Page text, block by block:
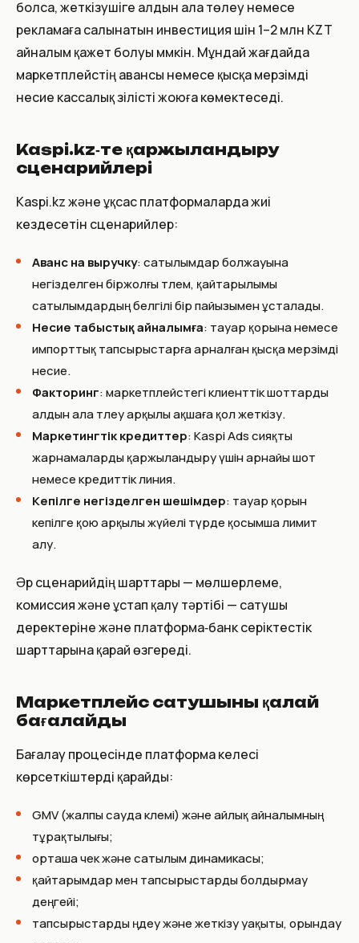
болса, жеткізушіге алдын ала төлеу немесе
рекламаға салынатын инвестиция үшін 1–2 млн KZT
айналым қажет болуы мүмкін. Мұндай жағдайда
маркетплейстің авансы немесе қысқа мерзімді
несие кассалық үзілісті жоюға көмектеседі.
Kaspi.kz‑те қаржыландыру
сценарийлері
Kaspi.kz және ұқсас платформаларда жиі
кездесетін сценарийлер:
Аванс на выручку: сатылымдар болжауына
негізделген біржолғы төлем, қайтарылымы
сатылымдардың белгілі бір пайызымен ұсталады.
Несие табыстық айналымға: тауар қорына немесе
импорттық тапсырыстарға арналған қысқа мерзімді
несие.
Факторинг: маркетплейстегі клиенттік шоттарды
алдын ала төлеу арқылы ақшаға қол жеткізу.
Маркетингтік кредиттер: Kaspi Ads сияқты
жарнамаларды қаржыландыру үшін арнайы шот
немесе кредиттік линия.
Кепілге негізделген шешімдер: тауар қорын
кепілге қою арқылы жүйелі түрде қосымша лимит
алу.
Әр сценарийдің шарттары — мөлшерлеме,
комиссия және ұстап қалу тәртібі — сатушы
деректеріне және платформа‑банк серіктестік
шарттарына қарай өзгереді.
Маркетплейс сатушыны қалай
бағалайды
Бағалау процесінде платформа келесі
көрсеткіштерді қарайды:
GMV (жалпы сауда көлемі) және айлық айналымның
тұрақтылығы;
орташа чек және сатылым динамикасы;
қайтарымдар мен тапсырыстарды болдырмау
деңгейі;
тапсырыстарды өңдеу және жеткізу уақыты, орындау